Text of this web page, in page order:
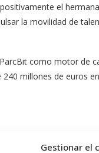
Gestionar el
el
la movilidad de
como motor de
millones de euros